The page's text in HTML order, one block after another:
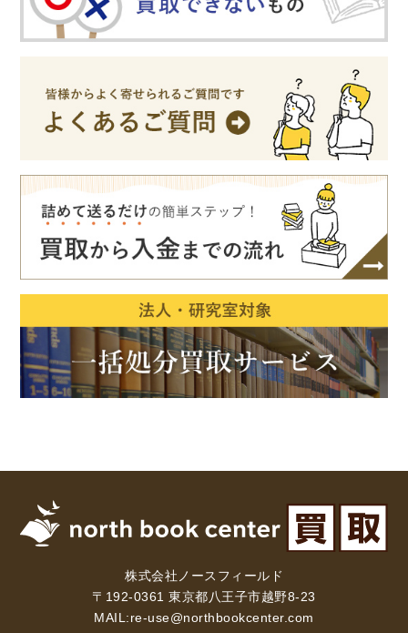
株式会社ノースフィールド
〒192-0361 東京都八王子市越野8-23
MAIL:re-use@northbookcenter.com